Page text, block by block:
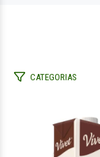
CATEGORIAS